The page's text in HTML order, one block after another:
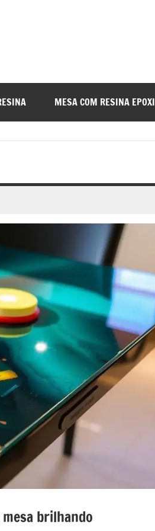
MESA COM RESINA EPOXI
brilhando